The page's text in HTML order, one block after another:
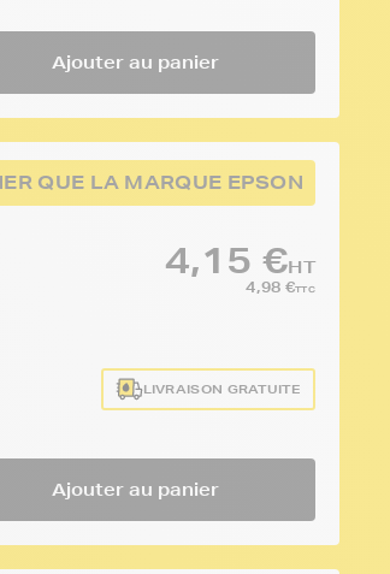
Ajouter au panier
QUE LA MARQUE EPSON
4,15 €HT
4,98 €TTC
LIVRAISON GRATUITE
Ajouter au panier